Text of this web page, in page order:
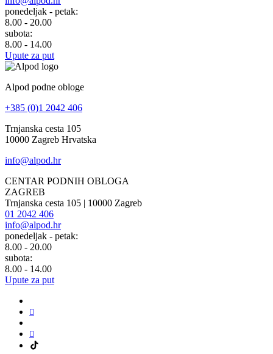
ponedeljak - petak:
8.00 - 20.00
subota:
8.00 - 14.00
Upute za put
Alpod podne obloge
+385 (0)1 2042 406
Trnjanska cesta 105
10000 Zagreb Hrvatska
info@alpod.hr
CENTAR PODNIH OBLOGA
ZAGREB
Trnjanska cesta 105 | 10000 Zagreb
01 2042 406
info@alpod.hr
ponedeljak - petak:
8.00 - 20.00
subota:
8.00 - 14.00
Upute za put